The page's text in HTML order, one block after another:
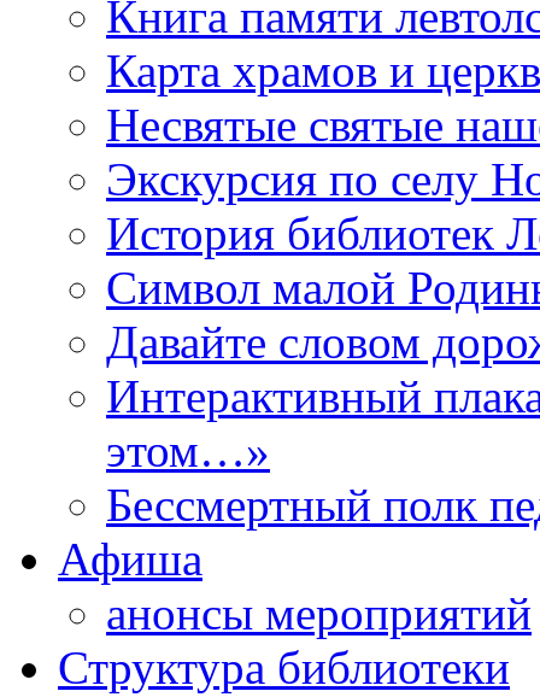
Книга памяти
Карта храмов и
Несвятые святые
Экскурсия по селу
История библиотек
Символ малой
Давайте словом
Интерактивный
этом…»
Бессмертный полк
Афиша
анонсы мероприятий
Структура библиотеки